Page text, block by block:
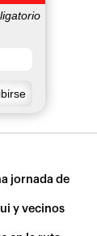
jornada de
y vecinos